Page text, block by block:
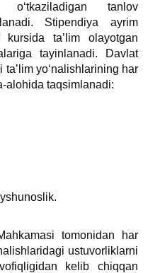
oʻtkaziladigan tanlov
Stipendiya ayrim
kursida ta’lim olayotgan
tayinlanadi. Davlat
yoʻnalishlarining har
alohida taqsimlanadi:
tomonidan har
ustuvorliklarni
kelib chiqqan